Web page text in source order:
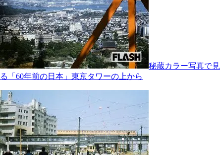
秘蔵カラー写真で見
る「60年前の日本」東京タワーの上から